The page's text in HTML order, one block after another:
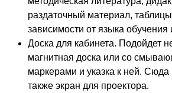
раздаточный материал,
зависимости от языка обучения
Доска для кабинета. Подойдет
магнитная доска или со
маркерами и указка к ней. Сюда
также экран для проектора.